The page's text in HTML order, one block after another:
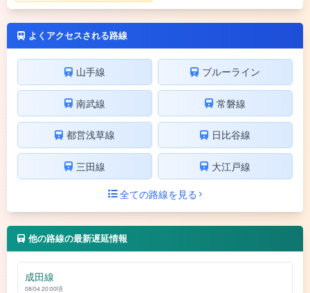
よくアクセスされる路線
山手線 ブルーライン
南武線 常磐線
都営浅草線 日比谷線
三田線
大江戸線
全ての路線を見る
他の路線の最新遅延情報
成田線
08/04 20:00頃